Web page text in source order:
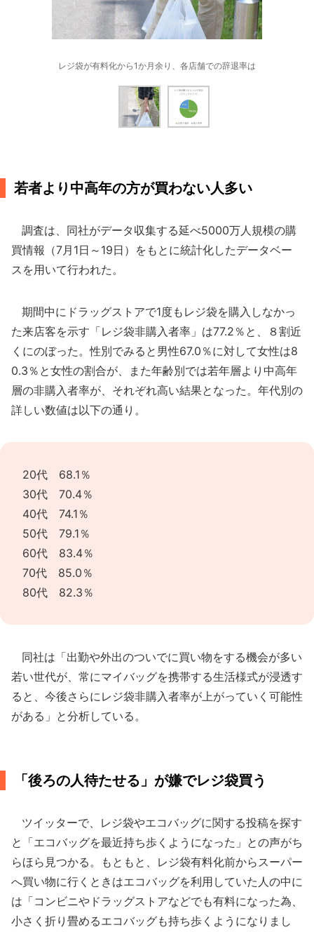
レジ袋が有料化から1か月余り、各店舗での辞退率は
若者より中高年の方が買わない人多い
調査は、同社がデータ収集する延べ5000万人規模の購
買情報（7月1日～19日）をもとに統計化したデータベー
スを用いて行われた。
期間中にドラッグストアで1度もレジ袋を購入しなかっ
た来店客を示す「レジ袋非購入者率」は77.2％と、８割近
くにのぼった。性別でみると男性67.0％に対して女性は8
0.3％と女性の割合が、また年齢別では若年層より中高年
層の非購入者率が、それぞれ高い結果となった。年代別の
詳しい数値は以下の通り。
20代 68.1％
30代 70.4％
40代 74.1％
50代 79.1％
60代 83.4％
70代 85.0％
80代 82.3％
同社は「出勤や外出のついでに買い物をする機会が多い
若い世代が、常にマイバッグを携帯する生活様式が浸透す
ると、今後さらにレジ袋非購入者率が上がっていく可能性
がある」と分析している。
「後ろの人待たせる」が嫌でレジ袋買う
ツイッターで、レジ袋やエコバッグに関する投稿を探す
と「エコバッグを最近持ち歩くようになった」との声がち
らほら見つかる。もともと、レジ袋有料化前からスーパー
へ買い物に行くときはエコバッグを利用していた人の中に
は「コンビニやドラッグストアなどでも有料になった為、
小さく折り畳めるエコバッグも持ち歩くようになりまし